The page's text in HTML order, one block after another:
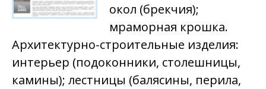
окол (брекчия);
мраморная крошка.
Архитектурно-строительные изделия:
интерьер (подоконники, столешницы,
камины); лестницы (балясины, перила,